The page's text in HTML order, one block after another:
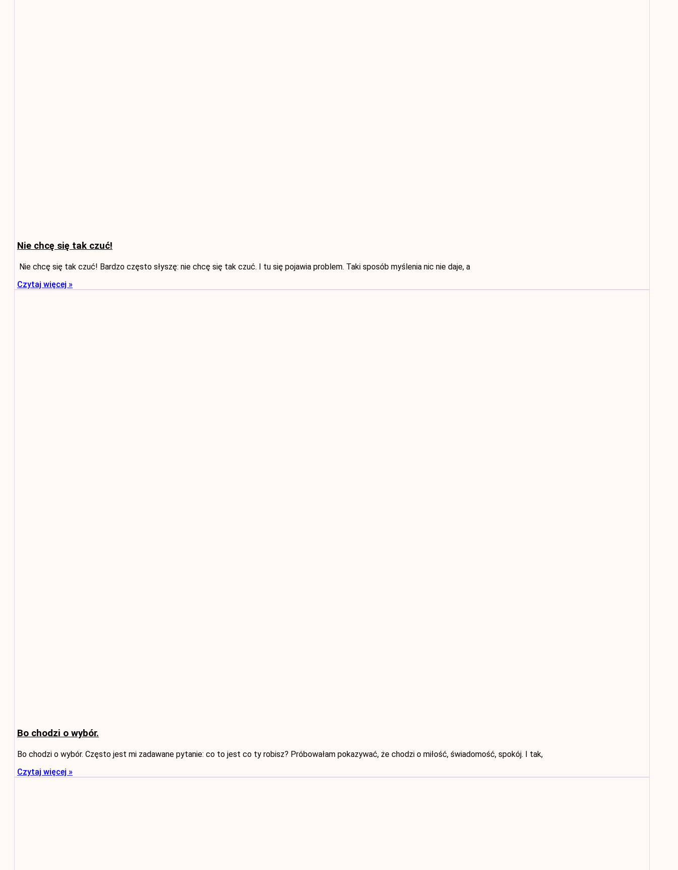
Nie chcę się tak czuć!
Nie chcę się tak czuć! Bardzo często słyszę: nie chcę się tak czuć. I tu się pojawia problem. Taki sposób myślenia nic nie daje, a
Czytaj więcej »
Bo chodzi o wybór.
Bo chodzi o wybór. Często jest mi zadawane pytanie: co to jest co ty robisz? Próbowałam pokazywać, że chodzi o miłość, świadomość, spokój. I tak,
Czytaj więcej »